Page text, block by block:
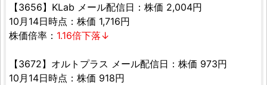
【3656】KLab メール配信日：株価 2,004円
10月14日時点：株価 1,716円
株価倍率： 1.16倍下落↓
【3672】オルトプラス メール配信日：株価 973円
10月14日時点：株価 918円